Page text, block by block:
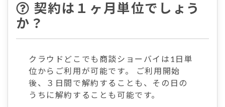
契約は１ヶ月単位でしょう
か？
クラウドどこでも商談ショーバイは1日単
位からご利用が可能です。 ご利用開始
後、３日間で解約することも、その日の
うちに解約することも可能です。